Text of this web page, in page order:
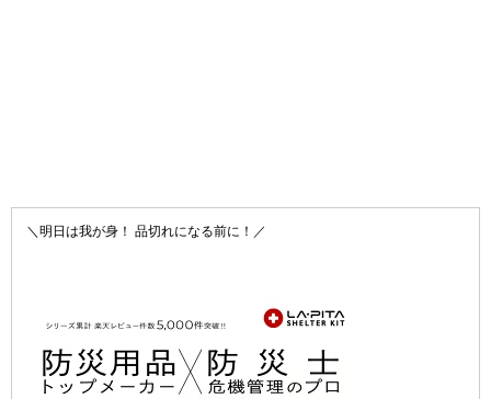
＼明日は我が身！ 品切れになる前に！／